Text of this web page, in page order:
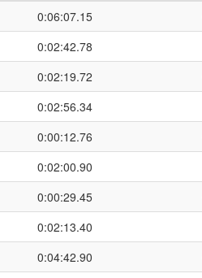
0:06:07.15
0:02:42.78
0:02:19.72
0:02:56.34
0:00:12.76
0:02:00.90
0:00:29.45
0:02:13.40
0:04:42.90